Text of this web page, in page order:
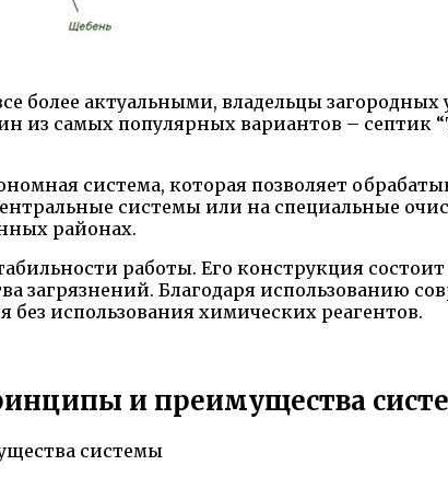
более актуальными, владельцы
из самых популярных вариантов – септик
система, которая позволяет
системы или на специальные
районах.
работы. Его конструкция
загрязнений. Благодаря использованию
без использования химических реагентов.
и преимущества